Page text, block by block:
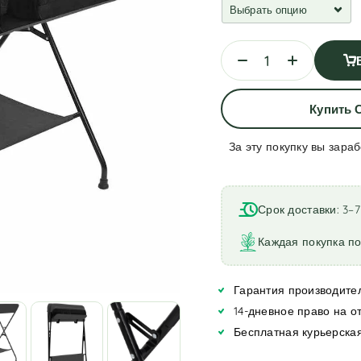
Купить
За эту покупку вы
l
t
e
r
n
t
i
Срок доставки:
Каждая покупка
Гарантия
14-дневное право на
Бесплатная